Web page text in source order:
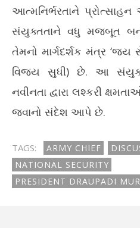
આત્મનિર્ભરતાને
સંયુક્તતાને વધુ મજબૂત
તેમનો માર્ગદર્શક મંત્ર
વિજય સુધી) છે. આ
નવીનતા દ્વારા લશ્કરી
જવાનો સંદેશ આપે છે.
TAGS: ARMY CHIEF
NATIONAL SECURITY
PRESIDENT DRAUPADI